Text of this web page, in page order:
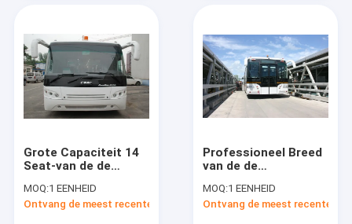
Grote Capaciteit 14
Seat-van de de
van de Tarmacbus
van het de Buswiel
MOQ:1 EENHEID
Ontvang de meest recente Prijs
Professioneel Breed
van de de
het Lichaamstarmac
van de de Schortbus
MOQ:1 EENHEID
Ontvang de meest recente